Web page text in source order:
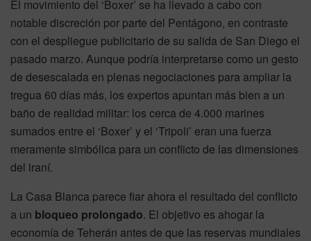
El movimiento del ‘Boxer’ se ha llevado a cabo con
notable discreción por parte del Pentágono, en contraste
con el despliegue publicitario de su salida de San Diego el
pasado marzo. Aunque podría interpretarse como un gesto
de desescalada en plenas negociaciones para ampliar la
tregua 60 días más, los expertos apuntan más bien a un
baño de realidad militar: los cerca de 4.000 marines
sumados entre el ‘Boxer’ y el ‘Tripoli’ eran una fuerza
meramente simbólica para un conflicto de las dimensiones
del iraní.
La Casa Blanca parece fiar ahora el resultado del conflicto
a un bloqueo prolongado. El objetivo es ahogar la
economía de Teherán antes de que las reservas mundiales